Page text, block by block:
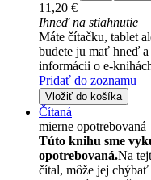
11,20 €
Ihneď na stiahnutie
Máte čítačku, tablet
budete ju mať hneď
informácii o e-
Pridať do zoznamu
Vložiť do košíka
Čítaná
mierne opotrebovaná
Túto knihu sme
opotrebovaná.Na
čítal, môže jej chýbať